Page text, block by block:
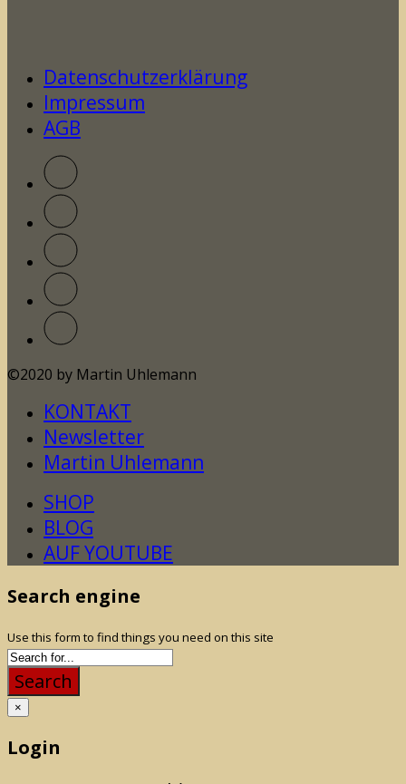
Datenschutzerklärung
Impressum
AGB
©2020 by Martin Uhlemann
KONTAKT
Newsletter
Martin Uhlemann
SHOP
BLOG
AUF YOUTUBE
Search engine
Use this form to find things you need on this site
Search
×
Login